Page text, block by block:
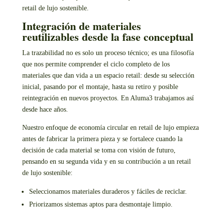
retail de lujo sostenible.
Integración de materiales
reutilizables desde la fase conceptual
La trazabilidad no es solo un proceso técnico; es una filosofía
que nos permite comprender el ciclo completo de los
materiales que dan vida a un espacio retail: desde su selección
inicial, pasando por el montaje, hasta su retiro y posible
reintegración en nuevos proyectos. En Aluma3 trabajamos así
desde hace años.
Nuestro enfoque de economía circular en retail de lujo empieza
antes de fabricar la primera pieza y se fortalece cuando la
decisión de cada material se toma con visión de futuro,
pensando en su segunda vida y en su contribución a un retail
de lujo sostenible:
Seleccionamos materiales duraderos y fáciles de reciclar.
Priorizamos sistemas aptos para desmontaje limpio.